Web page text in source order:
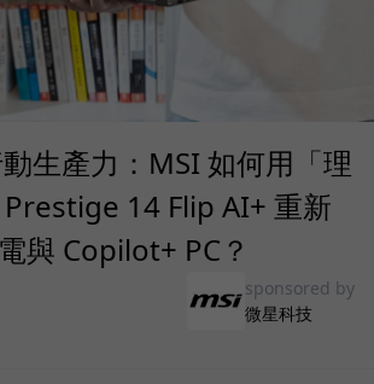
生產力：MSI 如何用「理
14 Flip AI+ 重新
與 Copilot+ PC？
sponsored by
微星科技